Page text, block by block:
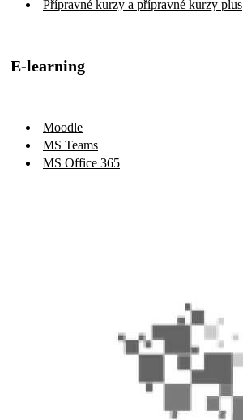
Přípravné kurzy a přípravné kurzy plus
E-learning
Moodle
MS Teams
MS Office 365